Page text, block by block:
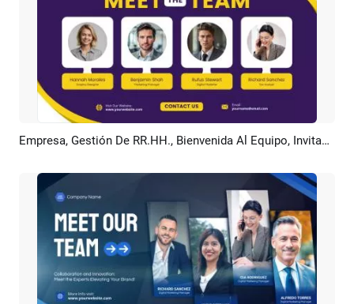
Previsualizar Crear IA Empresa, Gestión De RR.HH., Bienvenida Al Equipo, Invitación